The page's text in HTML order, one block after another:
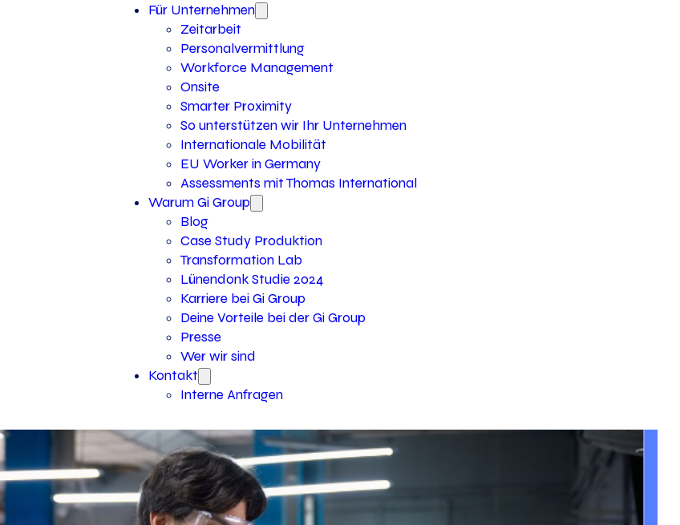
Für Unternehmen
Zeitarbeit
Personalvermittlung
Workforce Management
Onsite
Smarter Proximity
So unterstützen wir Ihr Unternehmen
Internationale Mobilität
EU Worker in Germany
Assessments mit Thomas International
Warum Gi Group
Blog
Case Study Produktion
Transformation Lab
Lünendonk Studie 2024
Karriere bei Gi Group
Deine Vorteile bei der Gi Group
Presse
Wer wir sind
Kontakt
Interne Anfragen